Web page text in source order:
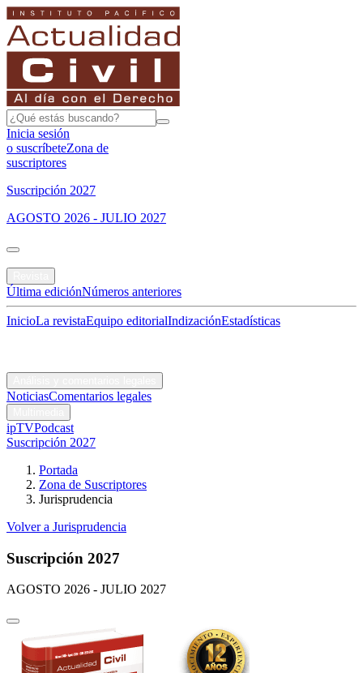
Inicia sesión
o suscríbeteZona de
suscriptores
Suscripción 2027
AGOSTO 2026 - JULIO 2027
Última ediciónNúmeros anteriores
InicioLa revistaEquipo editorialIndizaciónEstadísticas
NoticiasComentarios legales
ipTVPodcast
Suscripción 2027
Portada
Zona de Suscriptores
Jurisprudencia
Volver a Jurisprudencia
Suscripción 2027
AGOSTO 2026 - JULIO 2027